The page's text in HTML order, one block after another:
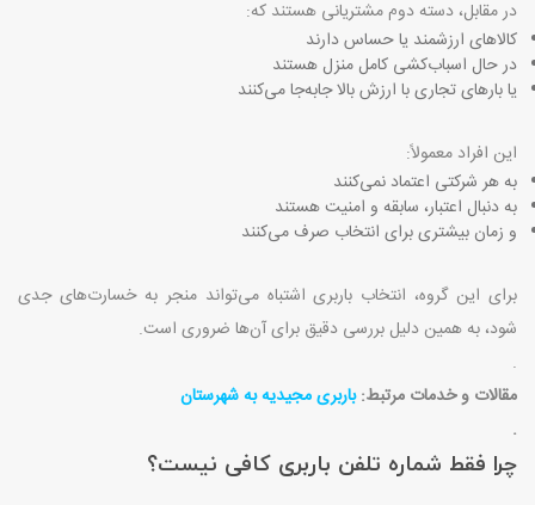
در مقابل، دسته دوم مشتریانی هستند که:
کالاهای ارزشمند یا حساس دارند
در حال اسباب‌کشی کامل منزل هستند
یا بارهای تجاری با ارزش بالا جابه‌جا می‌کنند
این افراد معمولاً:
به هر شرکتی اعتماد نمی‌کنند
به دنبال اعتبار، سابقه و امنیت هستند
و زمان بیشتری برای انتخاب صرف می‌کنند
برای این گروه، انتخاب باربری اشتباه می‌تواند منجر به خسارت‌های جدی
شود، به همین دلیل بررسی دقیق برای آن‌ها ضروری است.
.
مقالات و خدمات مرتبط:باربری مجیدیه به شهرستان
.
چرا فقط شماره تلفن باربری کافی نیست؟